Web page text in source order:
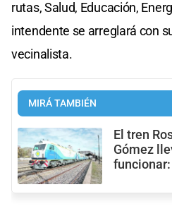
rutas, Salud, Educación,
intendente se arreglará con
vecinalista.
MIRÁ TAMBIÉN
El tren
Gómez